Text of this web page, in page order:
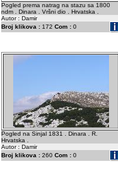
Pogled prema natrag na stazu sa 1800
ndm . Dinara . Vršni dio . Hrvatska .
Autor : Damir
Broj klikova : 172 Com : 0
Pogled na Sinjal 1831 . Dinara . R.
Hrvatska .
Autor : Damir
Broj klikova : 260 Com : 0